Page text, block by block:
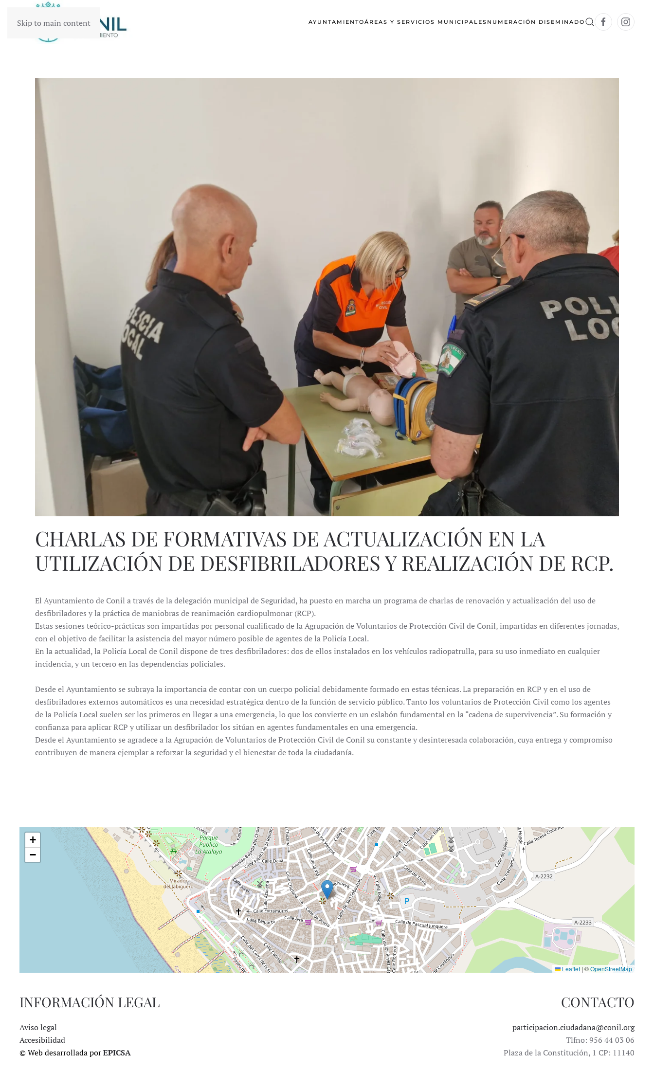
Skip to main content AYUNTAMIENTOÁREAS Y SERVICIOS MUNICIPALES NUMERACIÓN DISEMINADO
CHARLAS DE FORMATIVAS DE ACTUALIZACIÓN EN LA
UTILIZACIÓN DE DESFIBRILADORES Y REALIZACIÓN DE RCP.
El Ayuntamiento de Conil a través de la delegación municipal de Seguridad, ha puesto en marcha un programa de charlas de renovación y actualización del uso de
desfibriladores y la práctica de maniobras de reanimación cardiopulmonar (RCP).
Estas sesiones teórico-prácticas son impartidas por personal cualificado de la Agrupación de Voluntarios de Protección Civil de Conil, impartidas en diferentes jornadas,
con el objetivo de facilitar la asistencia del mayor número posible de agentes de la Policía Local.
En la actualidad, la Policía Local de Conil dispone de tres desfibriladores: dos de ellos instalados en los vehículos radiopatrulla, para su uso inmediato en cualquier
incidencia, y un tercero en las dependencias policiales.
Desde el Ayuntamiento se subraya la importancia de contar con un cuerpo policial debidamente formado en estas técnicas. La preparación en RCP y en el uso de
desfibriladores externos automáticos es una necesidad estratégica dentro de la función de servicio público. Tanto los voluntarios de Protección Civil como los agentes
de la Policía Local suelen ser los primeros en llegar a una emergencia, lo que los convierte en un eslabón fundamental en la “cadena de supervivencia”. Su formación y
confianza para aplicar RCP y utilizar un desfibrilador los sitúan en agentes fundamentales en una emergencia.
Desde el Ayuntamiento se agradece a la Agrupación de Voluntarios de Protección Civil de Conil su constante y desinteresada colaboración, cuya entrega y compromiso
contribuyen de manera ejemplar a reforzar la seguridad y el bienestar de toda la ciudadanía.
+
−
Leaflet | ©OpenStreetMap
INFORMACIÓN LEGAL
Aviso legal
Accesibilidad
© Web desarrollada porEPICSA
CONTACTO
participacion.ciudadana@conil.org
Tlfno: 956 44 03 06
Plaza de la Constitución, 1 CP: 11140